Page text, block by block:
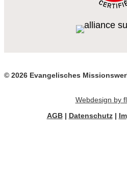
© 2026 Evangelisches
Webdesign by
AGB| Datenschutz|